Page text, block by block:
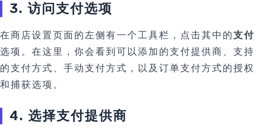
3. 访问支付选项
在商店设置页面的左侧有一个工具栏，点击其中的支付
选项。在这里，你会看到可以添加的支付提供商、支持
的支付方式、手动支付方式，以及订单支付方式的授权
和捕获选项。
4. 选择支付提供商